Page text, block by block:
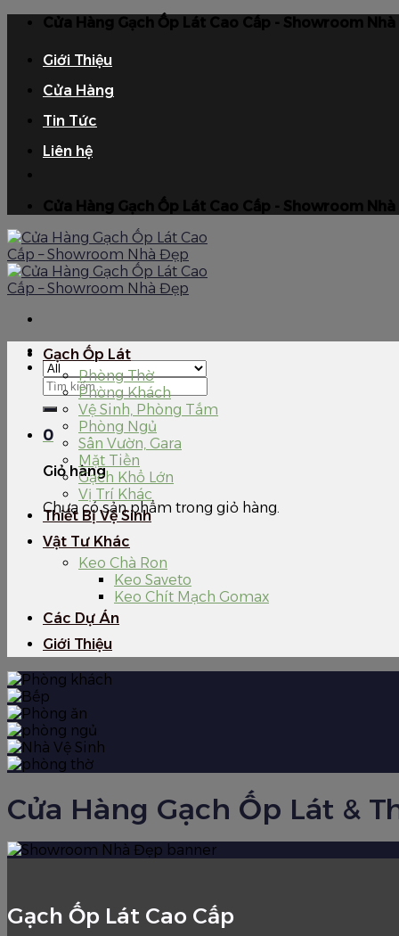
Skip
content
Cửa Hàng Gạch Ốp Lát Cao Cấp - Showroom
Giới Thiệu
Cửa Hàng
Tin Tức
Liên hệ
Cửa Hàng Gạch Ốp Lát Cao Cấp - Showroom
Tìm
kiếm:
0
Giỏ hàng
Chưa có sản phẩm trong giỏ hàng.
Gạch Ốp Lát
Phòng Thờ
Phòng Khách
Vệ Sinh, Phòng Tắm
Phòng Ngủ
Sân Vườn, Gara
Mặt Tiền
Gạch Khổ Lớn
Vị Trí Khác
Thiết Bị Vệ Sinh
Vật Tư Khác
Keo Chà Ron
Keo Saveto
Keo Chít Mạch Gomax
Các Dự Án
Giới Thiệu
Cửa Hàng Gạch Ốp Lát &
Gạch Ốp Lát Cao Cấp